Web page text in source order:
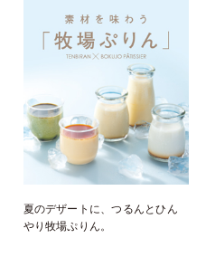
夏のデザートに、つるんとひん
やり牧場ぷりん。